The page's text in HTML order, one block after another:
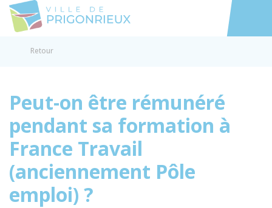
Accéder
Retour
Peut-on être rémunéré
pendant sa formation à
France Travail
(anciennement Pôle
emploi) ?